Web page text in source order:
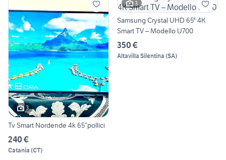
3
Tv Smart Nordende 4k 65”pollici
240 €
Catania (CT)
3
Samsung Crystal UHD 65" 4K
Smart TV – Modello U700
350 €
Altavilla Silentina (SA)